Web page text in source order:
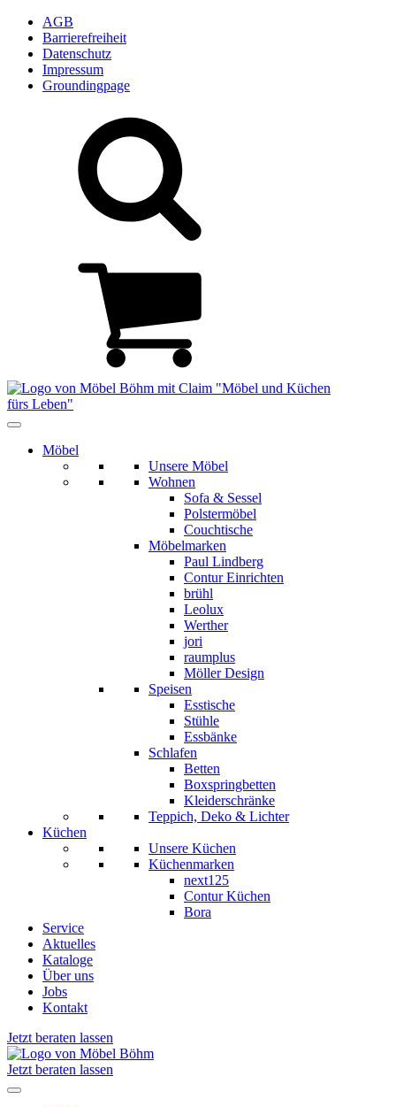
AGB
Barrierefreiheit
Datenschutz
Impressum
Groundingpage
Möbel
Unsere Möbel
Wohnen
Sofa & Sessel
Polstermöbel
Couchtische
Möbelmarken
Paul Lindberg
Contur Einrichten
brühl
Leolux
Werther
jori
raumplus
Möller Design
Speisen
Esstische
Stühle
Essbänke
Schlafen
Betten
Boxspringbetten
Kleiderschränke
Teppich, Deko & Lichter
Küchen
Unsere Küchen
Küchenmarken
next125
Contur Küchen
Bora
Service
Aktuelles
Kataloge
Über uns
Jobs
Kontakt
Jetzt beraten lassen
Jetzt beraten lassen